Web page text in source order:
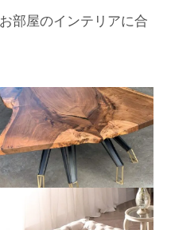
部屋のインテリアに合